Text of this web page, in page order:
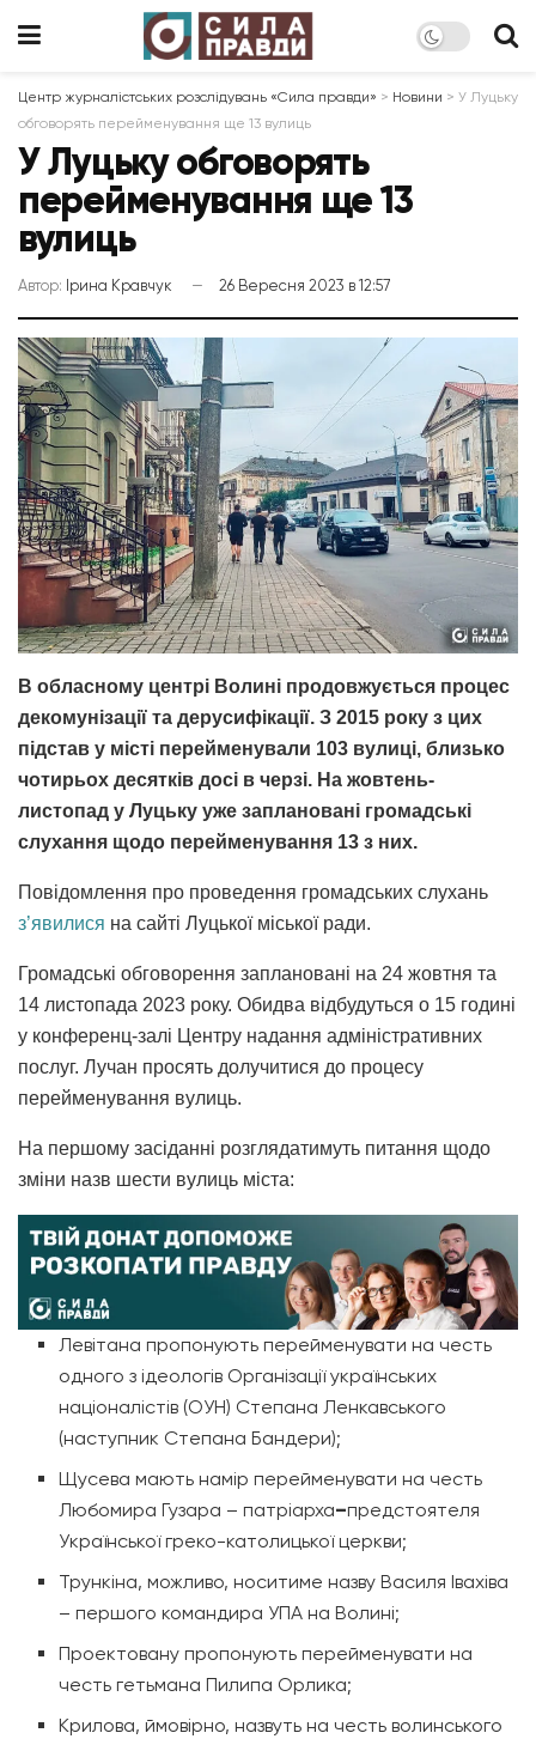
Центр журналістських розслідувань «Сила правди» > Новини > У Луцьку
обговорять перейменування ще 13 вулиць
У Луцьку обговорять
перейменування ще 13
вулиць
Автор: Ірина Кравчук 26 Вересня 2023 в 12:57
В обласному центрі Волині продовжується процес
декомунізації та дерусифікації. З 2015 року з цих
підстав у місті перейменували 103 вулиці, близько
чотирьох десятків досі в черзі. На жовтень-
листопад у Луцьку уже заплановані громадські
слухання щодо перейменування 13 з них.
Повідомлення про проведення громадських слухань
з’явилися на сайті Луцької міської ради.
Громадські обговорення заплановані на 24 жовтня та
14 листопада 2023 року. Обидва відбудуться о 15 годині
у конференц-залі Центру надання адміністративних
послуг. Лучан просять долучитися до процесу
перейменування вулиць.
На першому засіданні розглядатимуть питання щодо
зміни назв шести вулиць міста:
Левітана пропонують перейменувати на честь
одного з ідеологів Організації українських
націоналістів (ОУН) Степана Ленкавського
(наступник Степана Бандери);
Щусева мають намір перейменувати на честь
Любомира Гузара – патріарха–предстоятеля
Української греко-католицької церкви;
Трункіна, можливо, носитиме назву Василя Івахіва
– першого командира УПА на Волині;
Проектовану пропонують перейменувати на
честь гетьмана Пилипа Орлика;
Крилова, ймовірно, назвуть на честь волинського